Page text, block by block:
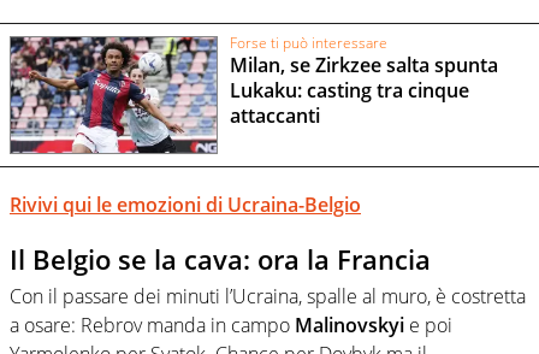
Forse ti può interessare
Milan, se Zirkzee salta spunta
Lukaku: casting tra cinque
attaccanti
Rivivi qui le emozioni di Ucraina-Belgio
Il Belgio se la cava: ora la Francia
Con il passare dei minuti l’Ucraina, spalle al muro, è costretta
a osare: Rebrov manda in campo Malinovskyi e poi